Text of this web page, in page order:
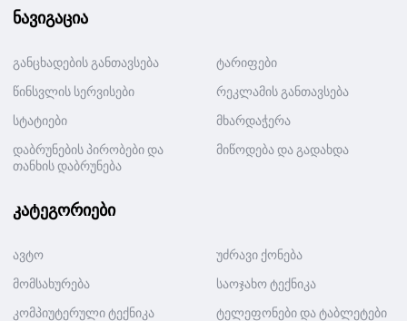
ნავიგაცია
განცხადების განთავსება
ტარიფები
წინსვლის სერვისები
რეკლამის განთავსება
სტატიები
მხარდაჭერა
დაბრუნების პირობები და
თანხის დაბრუნება
მიწოდება და გადახდა
კატეგორიები
ავტო
უძრავი ქონება
მომსახურება
საოჯახო ტექნიკა
კომპიუტერული ტექნიკა
ტელეფონები და ტაბლეტები